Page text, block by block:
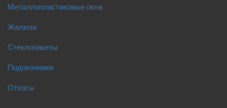
Металлопластиковые окна
Жалюзи
Стеклопакеты
Подоконники
Откосы